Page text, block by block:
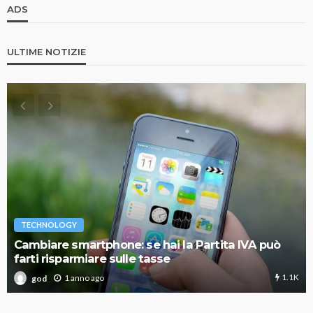
ADS
ULTIME NOTIZIE
TECHNOLOGY
Cambiare smartphone: se hai la Partita IVA può
farti risparmiare sulle tasse
god 1 anno ago 1.1K